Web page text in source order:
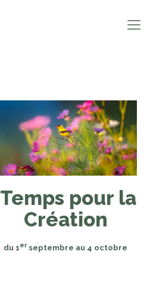
Temps pour la
Création
du 1er septembre au 4 octobre